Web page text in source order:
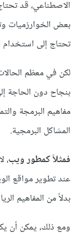
الاصطناعي، قد
بعض الخوارزميات
تحتاج إلى استخدام
لكن في معظم
بنجاح دون الحاجة
مفاهيم البرمجة
المشاكل البرمجية.
فمثلاً كمطور ويب،
عند تطوير مواقع
بدلاً من المفاهيم
ومع ذلك، يمكن أن